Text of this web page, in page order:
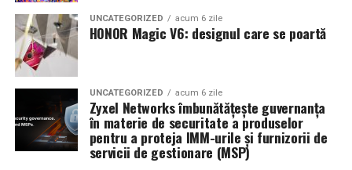
UNCATEGORIZED acum 6 zile
HONOR Magic V6: designul care se poartă
UNCATEGORIZED acum 6 zile
Zyxel Networks îmbunătățește guvernanța
în materie de securitate a produselor
pentru a proteja IMM-urile și furnizorii de
servicii de gestionare (MSP)